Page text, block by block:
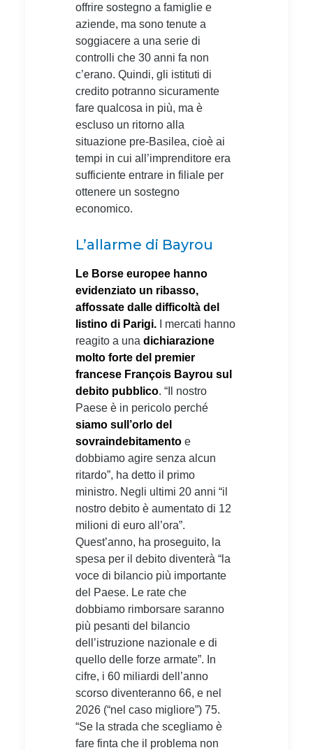
offrire sostegno a famiglie e
aziende, ma sono tenute a
soggiacere a una serie di
controlli che 30 anni fa non
c’erano. Quindi, gli istituti di
credito potranno sicuramente
fare qualcosa in più, ma è
escluso un ritorno alla
situazione pre-Basilea, cioè ai
tempi in cui all’imprenditore era
sufficiente entrare in filiale per
ottenere un sostegno
economico.
L’allarme di Bayrou
Le Borse europee hanno
evidenziato un ribasso,
affossate dalle difficoltà del
listino di Parigi. I mercati hanno
reagito a una dichiarazione
molto forte del premier
francese François Bayrou sul
debito pubblico. “Il nostro
Paese è in pericolo perché
siamo sull’orlo del
sovraindebitamento e
dobbiamo agire senza alcun
ritardo”, ha detto il primo
ministro. Negli ultimi 20 anni “il
nostro debito è aumentato di 12
milioni di euro all’ora”.
Quest’anno, ha proseguito, la
spesa per il debito diventerà “la
voce di bilancio più importante
del Paese. Le rate che
dobbiamo rimborsare saranno
più pesanti del bilancio
dell’istruzione nazionale e di
quello delle forze armate”. In
cifre, i 60 miliardi dell’anno
scorso diventeranno 66, e nel
2026 (“nel caso migliore”) 75.
“Se la strada che scegliamo è
fare finta che il problema non